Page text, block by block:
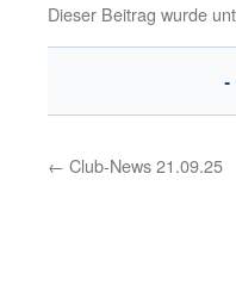
Dieser Beitrag wurde
← Club-News 21.09.25